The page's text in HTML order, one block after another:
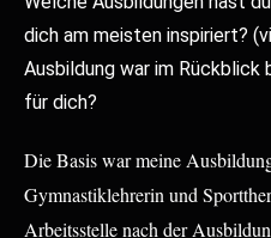
dich am meisten inspiriert?
Ausbildung war im
für dich?
Die Basis war meine
Gymnastiklehrerin und
Arbeitsstelle nach der